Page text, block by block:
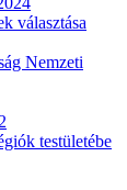
választása
Nemzeti
testületébe